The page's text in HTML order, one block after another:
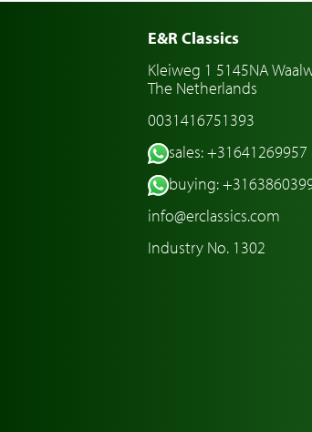
E&R Classics
Kleiweg 1 5145NA
The Netherlands
0031416751393
sales: +31641269957
buying:
info@erclassics.com
Industry No. 1302